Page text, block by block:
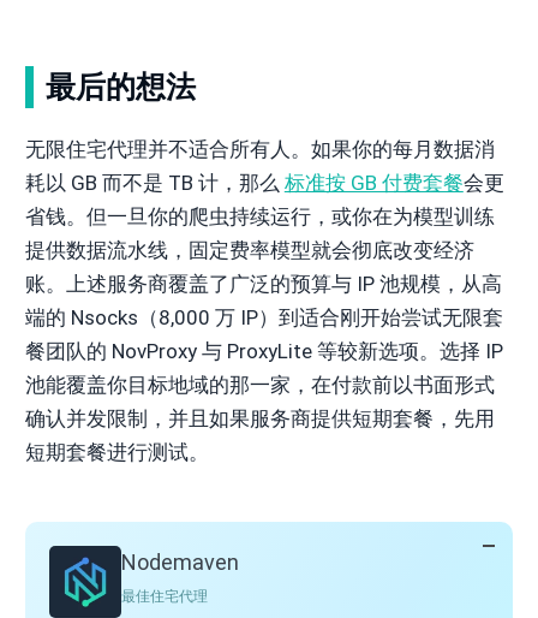
最后的想法
无限住宅代理并不适合所有人。如果你的每月数据消
耗以 GB 而不是 TB 计，那么 标准按 GB 付费套餐会更
省钱。但一旦你的爬虫持续运行，或你在为模型训练
提供数据流水线，固定费率模型就会彻底改变经济
账。上述服务商覆盖了广泛的预算与 IP 池规模，从高
端的 Nsocks（8,000 万 IP）到适合刚开始尝试无限套
餐团队的 NovProxy 与 ProxyLite 等较新选项。选择 IP
池能覆盖你目标地域的那一家，在付款前以书面形式
确认并发限制，并且如果服务商提供短期套餐，先用
短期套餐进行测试。
Nodemaven
最佳住宅代理